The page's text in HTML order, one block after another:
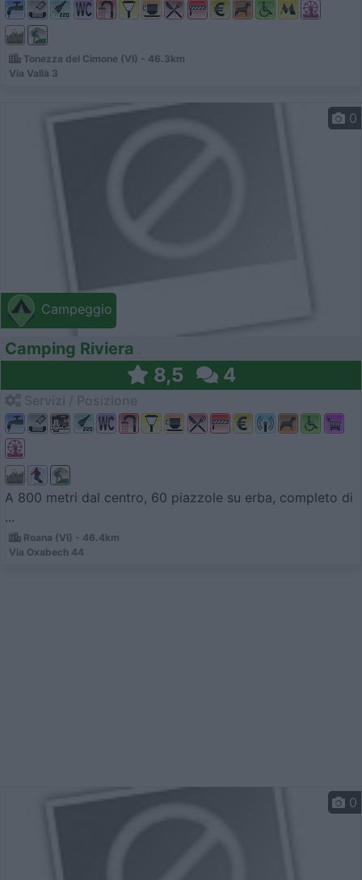
Tonezza del Cimone (VI) - 46.3km
Via Vallà 3
Campeggio
0
Camping Riviera
8,5 4
A 800 metri dal centro, 60 piazzole su erba, completo di
...
Roana (VI) - 46.4km
Via Oxabech 44
0